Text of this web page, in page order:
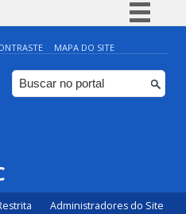
Simplifique!
Comunica BR
Participe
MAPA DO SITE
Administradores do Site